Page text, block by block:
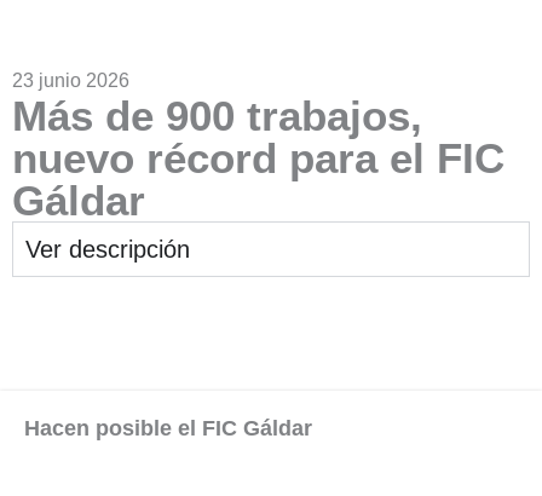
23 junio 2026
Más de 900 trabajos,
nuevo récord para el FIC
Gáldar
Ver descripción
Hacen posible el FIC Gáldar